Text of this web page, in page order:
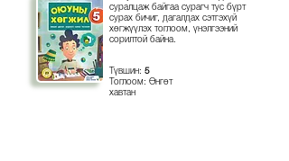
суралцаж байгаа сурагч тус бүрт
сурах бичиг, дагалдах сэтгэхүй
хөгжүүлэх тоглоом, үнэлгээний
сорилтой байна.
Түвшин: 5
Тоглоом: Өнгөт
хавтан